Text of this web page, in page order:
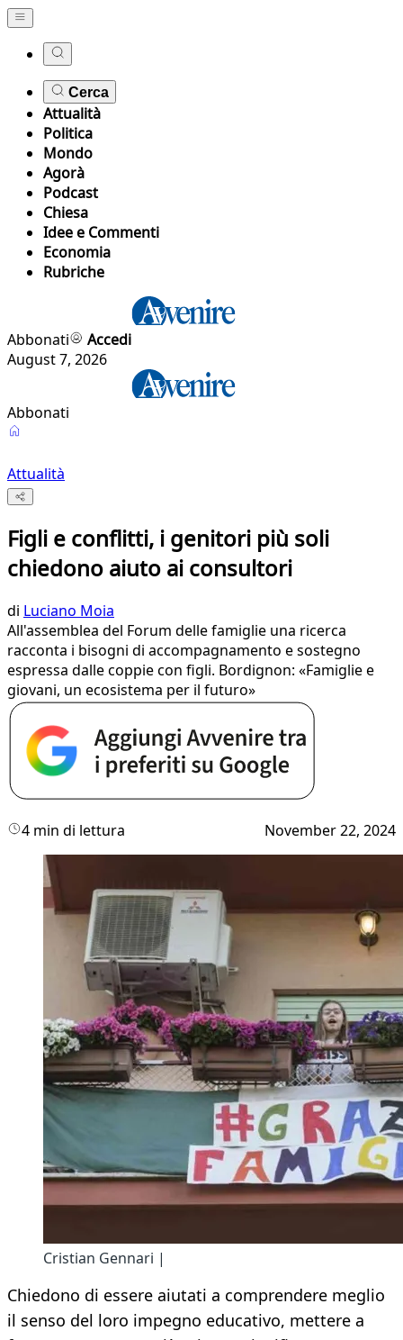
Cerca
Attualità
Politica
Mondo
Agorà
Podcast
Chiesa
Idee e Commenti
Economia
Rubriche
Abbonati
Accedi
August 7, 2026
Abbonati
Attualità
Figli e conflitti, i genitori più soli
chiedono aiuto ai consultori
di Luciano Moia
All'assemblea del Forum delle famiglie una ricerca
racconta i bisogni di accompagnamento e sostegno
espressa dalle coppie con figli. Bordignon: «Famiglie e
giovani, un ecosistema per il futuro»
4 min di lettura November 22, 2024
Cristian Gennari |
Chiedono di essere aiutati a comprendere meglio
il senso del loro impegno educativo, mettere a